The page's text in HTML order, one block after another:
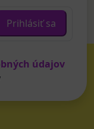
Prihlásiť sa
údajov